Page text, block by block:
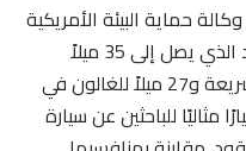
حماية البيئة الأمريكية
(EPA) لاستهلاك الوقود الذي يصل إلى 35 ميلاً
للغالون على الطرق السريعة و27 ميلاً للغالون في
مثاليًا للباحثين عن سيارة